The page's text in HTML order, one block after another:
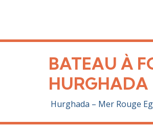
BATEAU À
HURGHADA
Hurghada – Mer Rouge